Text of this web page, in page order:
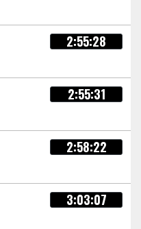
2:55:28
2:55:31
2:58:22
3:03:07